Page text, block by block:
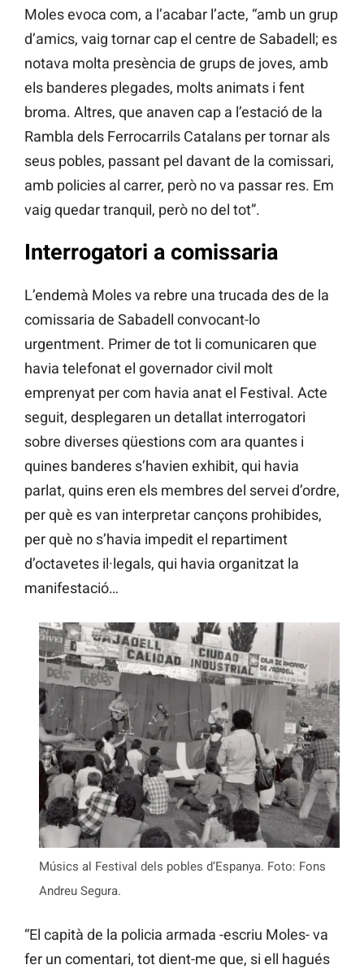
Moles evoca com, a l’acabar l’acte, “amb un grup
d’amics, vaig tornar cap el centre de Sabadell; es
notava molta presència de grups de joves, amb
els banderes plegades, molts animats i fent
broma. Altres, que anaven cap a l’estació de la
Rambla dels Ferrocarrils Catalans per tornar als
seus pobles, passant pel davant de la comissari,
amb policies al carrer, però no va passar res. Em
vaig quedar tranquil, però no del tot”.
Interrogatori a comissaria
L’endemà Moles va rebre una trucada des de la
comissaria de Sabadell convocant-lo
urgentment. Primer de tot li comunicaren que
havia telefonat el governador civil molt
emprenyat per com havia anat el Festival. Acte
seguit, desplegaren un detallat interrogatori
sobre diverses qüestions com ara quantes i
quines banderes s’havien exhibit, qui havia
parlat, quins eren els membres del servei d’ordre,
per què es van interpretar cançons prohibides,
per què no s’havia impedit el repartiment
d’octavetes il·legals, qui havia organitzat la
manifestació…
Músics al Festival dels pobles d’Espanya. Foto: Fons
Andreu Segura.
“El capità de la policia armada -escriu Moles- va
fer un comentari, tot dient-me que, si ell hagués